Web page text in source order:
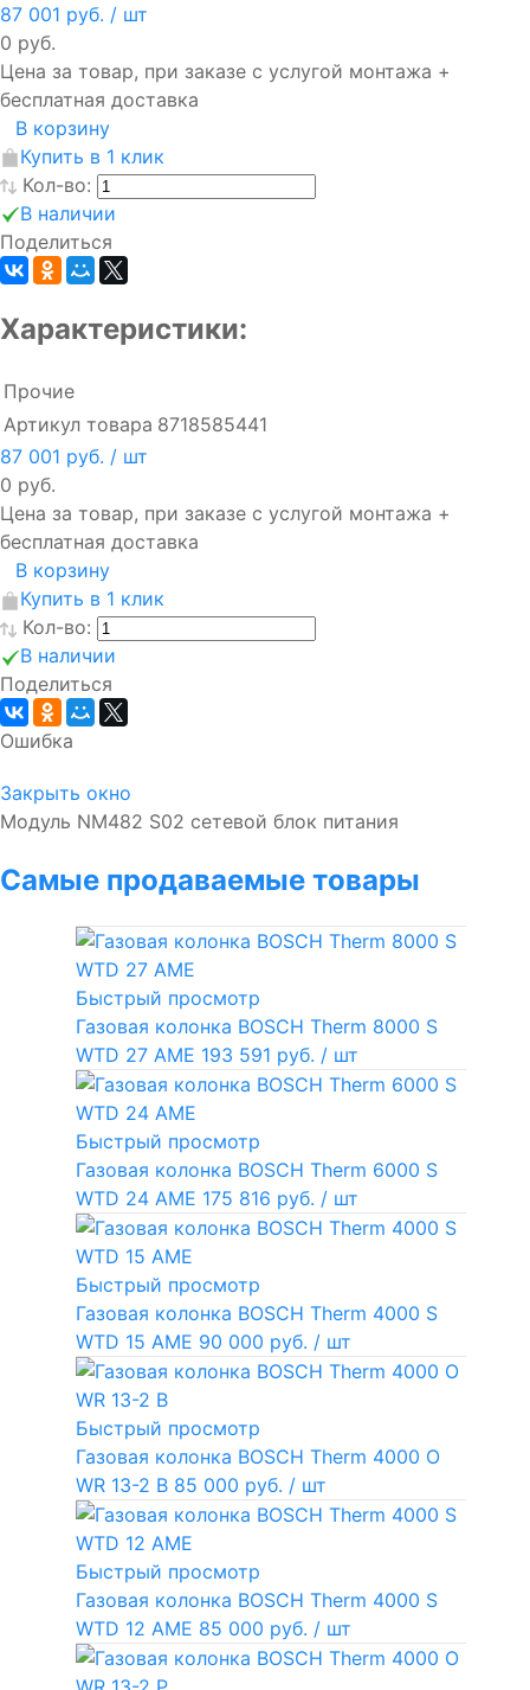
87 001 руб. / шт
0 руб.
Цена за товар, при заказе с услугой монтажа +
бесплатная доставка
В корзину
Купить в 1 клик
Кол-во:
В наличии
Поделиться
Характеристики:
Прочие
Артикул товара 8718585441
87 001 руб. / шт
0 руб.
Цена за товар, при заказе с услугой монтажа +
бесплатная доставка
В корзину
Купить в 1 клик
Кол-во:
В наличии
Поделиться
Ошибка
Закрыть окно
Модуль NM482 S02 сетевой блок питания
Самые продаваемые товары
Быстрый просмотр
Газовая колонка BOSCH Therm 8000 S
WTD 27 AME 193 591 руб. / шт
Быстрый просмотр
Газовая колонка BOSCH Therm 6000 S
WTD 24 AME 175 816 руб. / шт
Быстрый просмотр
Газовая колонка BOSCH Therm 4000 S
WTD 15 AME 90 000 руб. / шт
Быстрый просмотр
Газовая колонка BOSCH Therm 4000 O
WR 13-2 В 85 000 руб. / шт
Быстрый просмотр
Газовая колонка BOSCH Therm 4000 S
WTD 12 AME 85 000 руб. / шт